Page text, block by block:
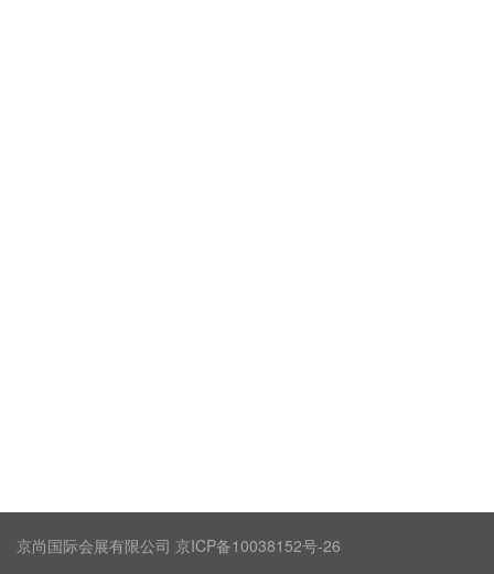
京尚国际会展有限公司 京ICP备10038152号-26